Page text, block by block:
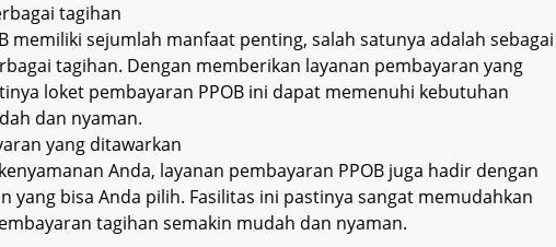
tagihan
memiliki sejumlah manfaat penting, salah satunya adalah sebagai
tagihan. Dengan memberikan layanan pembayaran yang
loket pembayaran PPOB ini dapat memenuhi kebutuhan
dan nyaman.
yang ditawarkan
Anda, layanan pembayaran PPOB juga hadir dengan
yang bisa Anda pilih. Fasilitas ini pastinya sangat memudahkan
tagihan semakin mudah dan nyaman.